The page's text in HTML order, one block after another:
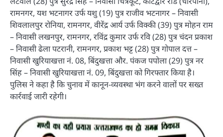
रामनगर, यश भटनागर उर्फ यशु (19) पुत्र राजीव भटनागर – निवासी
शिवलालपुर रोनिया, रामनगर, वीरेंद्र आर्य उर्फ विक्की (39) पुत्र मोहन राम
– निवासी लखनपुर, रामनगर, रविंद्र कुमार उर्फ रवि (28) पुत्र चंदन प्रकाश
– निवासी ढेला पटरानी, रामनगर, प्रकाश भट्ट (28) पुत्र गोपाल दत्त –
निवासी खुरियाखत्ता नं. 08, बिंदुखत्ता और. पंकज पपोला (29) पुत्र नर
सिंह – निवासी खुरियाखत्ता नं. 09, बिंदुखत्ता को गिरफ्तार किया है।
पुलिस ने कहा है कि चुनाव में कानून-व्यवस्था भंग करने वालों पर सख्त
कार्रवाई जारी रहेगी।